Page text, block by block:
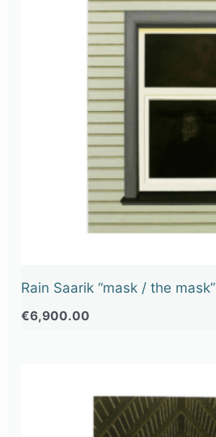
Rain Saarik “mask / the mask”
€6,900.00